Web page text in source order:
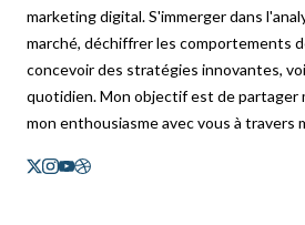
marketing digital. S'immerger dans
marché, déchiffrer les comportements
concevoir des stratégies innovantes,
quotidien. Mon objectif est de partager
mon enthousiasme avec vous à travers